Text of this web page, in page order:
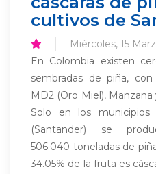
cultivos de
Miércoles, 15
En Colombia existen
sembradas de piña,
MD2 (Oro Miel),
Solo en los municipios
(Santander) se
506.040 toneladas de
34.05% de la fruta es